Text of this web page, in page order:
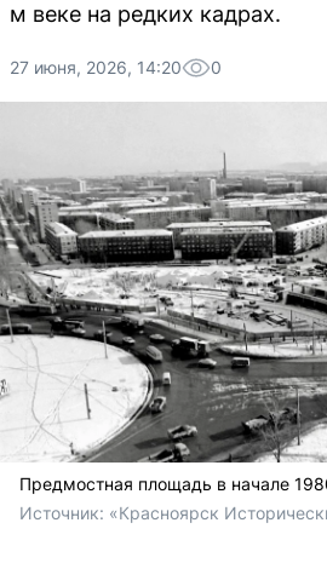
м веке на редких кадрах.
27 июня, 2026, 14:20 0
Предмостная площадь в начале
Источник: «Красноярск